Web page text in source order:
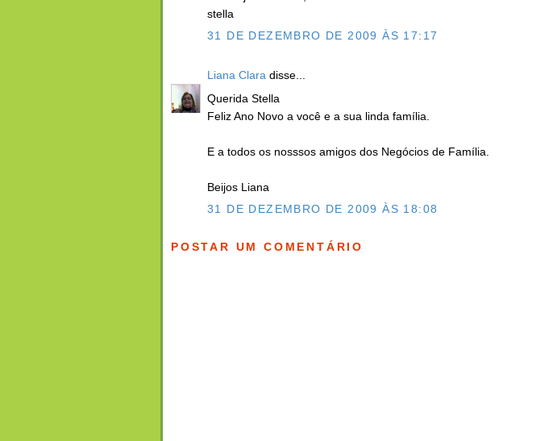
stella
31 DE DEZEMBRO DE 2009 ÀS 17:17
Liana Clara disse...
Querida Stella
Feliz Ano Novo a você e a sua linda família.
E a todos os nosssos amigos dos Negócios de Família.
Beijos Liana
31 DE DEZEMBRO DE 2009 ÀS 18:08
POSTAR UM COMENTÁRIO